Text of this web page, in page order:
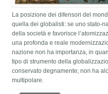
La posizione dei difensori del
quella dei globalisti: se uno stato-
della società e favorisce
una profonda e reale
nazione non ha importanza, in
tipo di strumento della
conservato degnamente; non ha
multipolare.